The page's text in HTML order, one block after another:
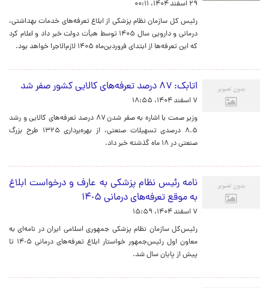
۲۹ اسفند ۱۴۰۴، ۰۰:۱۱
رئیس کل سازمان نظام پزشکی از ابلاغ تعرفه‌های خدمات بهداشتی،
درمانی و دارویی سال ۱۴۰۵ توسط هیأت دولت خبر داد و اعلام کرد
که این تعرفه‌ها از ابتدای فروردین‌ماه ۱۴۰۵ لازم‌الاجرا خواهد بود.
اتابک: ۸۷ درصد تعرفه‌های کالایی کشور صفر شد
۷ اسفند ۱۴۰۴، ۱۸:۵۵
وزیر صمت با اشاره به صفر شدن ۸۷ درصد تعرفه‌های کالایی و رشد
۸.۵ درصدی تسهیلات صنعتی، از بهره‌برداری ۱۳۲۵ طرح بزرگ
صنعتی در ۱۸ ماه گذشته خبر داد.
نامه رئیس نظام پزشکی به عارف و درخواست ابلاغ
به موقع تعرفه‌های درمانی ١۴٠۵
۷ اسفند ۱۴۰۴، ۱۵:۵۹
رئیس‌کل سازمان نظام پزشکی جمهوری اسلامی ایران در نامه‌ای به
معاون اول رئیس‌جمهور خواستار ابلاغ تعرفه‌های درمانی ١۴٠۵ تا
پیش از پایان سال شد.